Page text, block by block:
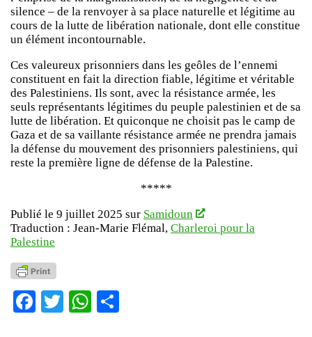
silence – de la renvoyer à sa place naturelle et légitime au
cours de la lutte de libération nationale, dont elle constitue
un élément incontournable.
Ces valeureux prisonniers dans les geôles de l’ennemi
constituent en fait la direction fiable, légitime et véritable
des Palestiniens. Ils sont, avec la résistance armée, les
seuls représentants légitimes du peuple palestinien et de sa
lutte de libération. Et quiconque ne choisit pas le camp de
Gaza et de sa vaillante résistance armée ne prendra jamais
la défense du mouvement des prisonniers palestiniens, qui
reste la première ligne de défense de la Palestine.
*****
Publié le 9 juillet 2025 sur Samidoun
Traduction : Jean-Marie Flémal, Charleroi pour la
Palestine
Facebook
TwitterWhatsApp